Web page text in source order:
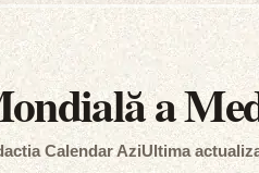
a
Calendar AziUltima